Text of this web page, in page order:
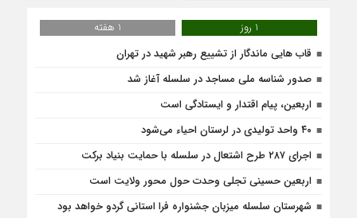
1 روز
1 هفته
قاب هایی ماندگار از تشییع رهبر شهید در تهران
صدور شناسه ملی مساجد در سلسله آغاز شد
اربعین، پیام اقتدار و ایستادگی است
۴۰ واحد تولیدی در لرستان احیاء می‌شود
اجرای ۲۸۷ طرح اشتعال در سلسله با حمایت بنیاد برکت
اربعین حسینی تجلی وحدت حول محور ولایت است
شهرستان سلسله میزبان جشنواره فرا استانی گردو خواهد بود